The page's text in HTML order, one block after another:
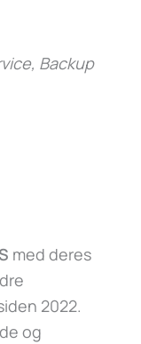
Backup
med deres
2022.
og